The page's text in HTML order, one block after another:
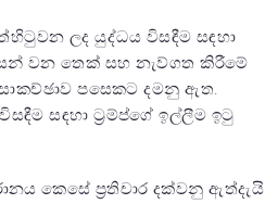
ලද යුද්ධය විසඳීම සඳහා
වන තෙක් සහ නැව්ගත කිරීමේ
පසෙකට දමනු ඇත.
සඳහා ට්‍රම්ප්ගේ ඉල්ලීම ඉටු
කෙසේ ප්‍රතිචාර දක්වනු ඇත්දැයි